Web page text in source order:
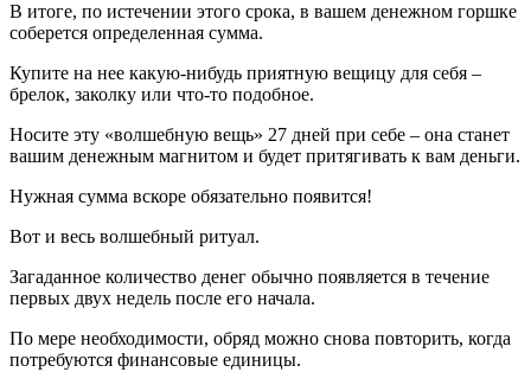
В итоге, по истечении этого срока, в вашем денежном горшке
соберется определенная сумма.
Купите на нее какую-нибудь приятную вещицу для себя –
брелок, заколку или что-то подобное.
Носите эту «волшебную вещь» 27 дней при себе – она станет
вашим денежным магнитом и будет притягивать к вам деньги.
Нужная сумма вскоре обязательно появится!
Вот и весь волшебный ритуал.
Загаданное количество денег обычно появляется в течение
первых двух недель после его начала.
По мере необходимости, обряд можно снова повторить, когда
потребуются финансовые единицы.